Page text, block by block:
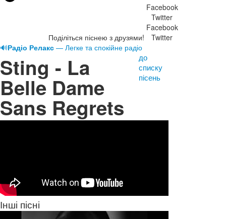
Поділіться піснею з друзями!
Facebook
Twitter
Facebook
Twitter
🔊Радіо Релакс — Легке та спокійне радіо
Sting - La
Belle Dame
Sans Regrets
до
списку
пісень
Інші пісні